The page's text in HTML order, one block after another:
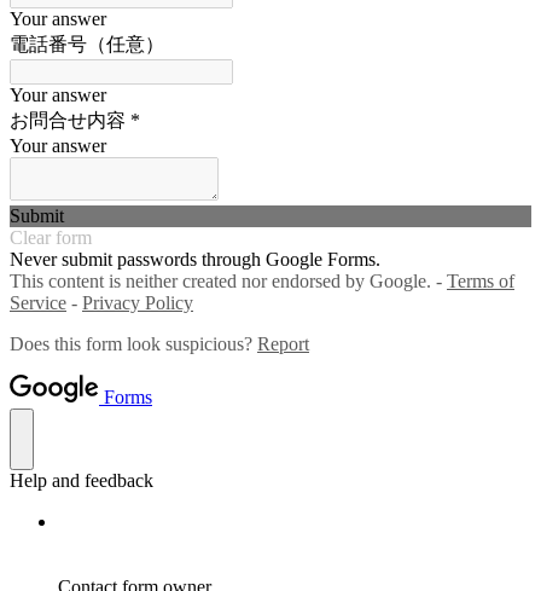
Your answer
電話番号（任意）
Your answer
お問合せ内容 *
Your answer
Submit
Clear form
Never submit passwords through Google Forms.
This content is neither created nor endorsed by Google. - Terms of
Service - Privacy Policy
Does this form look suspicious? Report
Forms
Help and feedback
Contact form owner